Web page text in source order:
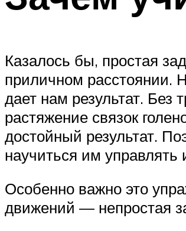
Казалось бы, простая
приличном расстоянии.
дает нам результат. Без
растяжение связок
достойный результат.
научиться им
Особенно важно это
движений — непростая